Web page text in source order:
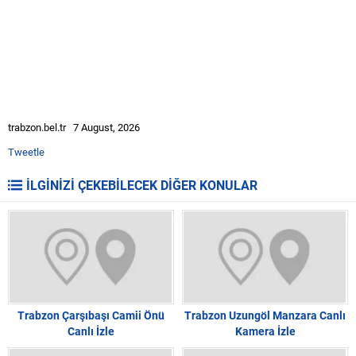
trabzon.bel.tr 7 August, 2026
Tweetle
İLGİNİZİ ÇEKEBİLECEK DİĞER KONULAR
Trabzon Çarşıbaşı Camii Önü
Canlı İzle
Trabzon Uzungöl Manzara Canlı
Kamera İzle